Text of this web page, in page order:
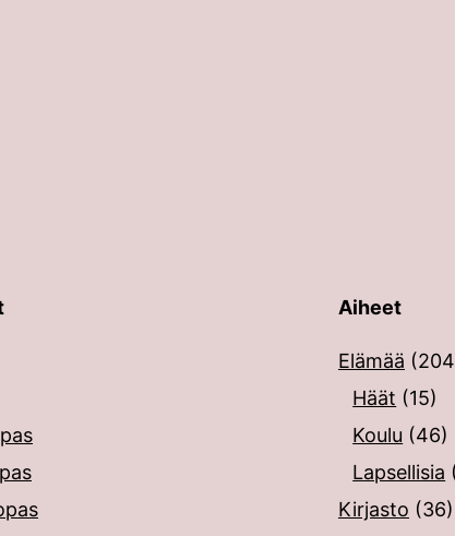
ja siirtyä halutulle sivulle enterinAiheet
Elämää
Häät (15)
Koulu (46)
Lapsellisia
Kirjasto (36)